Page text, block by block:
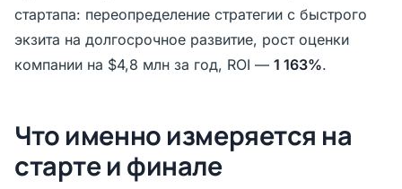
стартапа: переопределение стратегии с быстрого
экзита на долгосрочное развитие, рост оценки
компании на $4,8 млн за год, ROI — 1 163%.
Что именно измеряется на
старте и финале